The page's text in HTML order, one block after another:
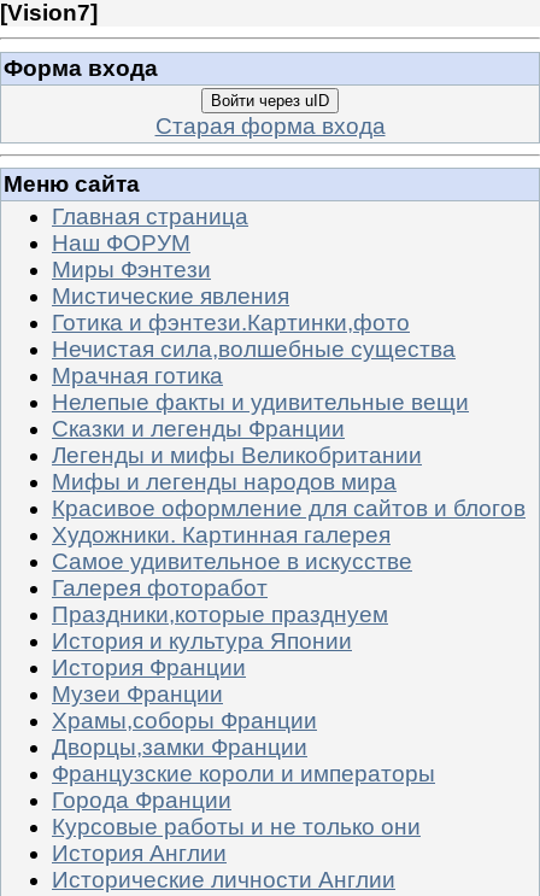
[Vision7]
Форма входа
Войти через uID
Старая форма входа
Меню сайта
Главная страница
Наш ФОРУМ
Миры Фэнтези
Мистические явления
Готика и фэнтези.Картинки,фото
Нечистая сила,волшебные существа
Мрачная готика
Нелепые факты и удивительные вещи
Сказки и легенды Франции
Легенды и мифы Великобритании
Мифы и легенды народов мира
Красивое оформление для сайтов и блогов
Художники. Картинная галерея
Самое удивительное в искусстве
Галерея фоторабот
Праздники,которые празднуем
История и культура Японии
История Франции
Музеи Франции
Храмы,соборы Франции
Дворцы,замки Франции
Французские короли и императоры
Города Франции
Курсовые работы и не только они
История Англии
Исторические личности Англии